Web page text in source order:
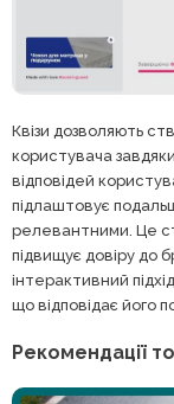
Квізи дозволяють
користувача завдяки
відповідей
підлаштовує
релевантними. Це
підвищує довіру до
інтерактивний
що відповідає його
Рекомендації